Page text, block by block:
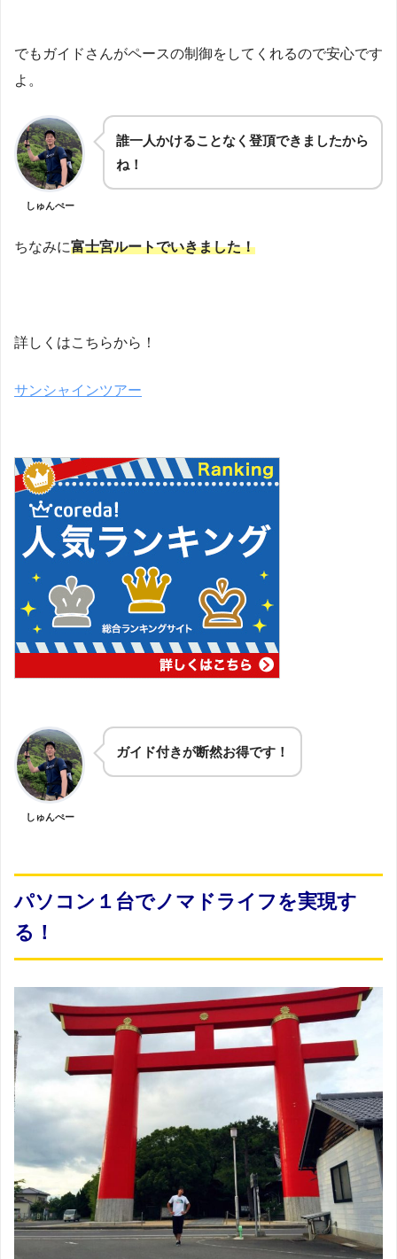
でもガイドさんがペースの制御をしてくれるので安心です
よ。
しゅんぺー
誰一人かけることなく登頂できましたから
ね！
ちなみに富士宮ルートでいきました！
詳しくはこちらから！
サンシャインツアー
しゅんぺー
ガイド付きが断然お得です！
パソコン１台でノマドライフを実現す
る！